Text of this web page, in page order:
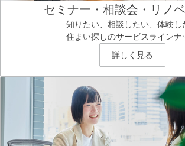
セミナー・相談会・リノ
知りたい、相談したい、体験し
住まい探しのサービスラインナ
詳しく見る